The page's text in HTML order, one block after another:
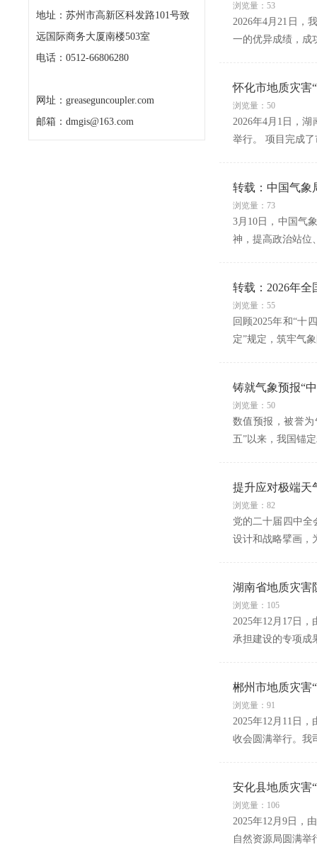
地址：苏州市高新区科发路101号致
远国际商务大厦南楼503室
电话：0512-66806280
网址：greaseguncoupler.com
邮箱：dmgis@163.com
浏览量：53
2026年4月21日，
一的优异成绩，成
怀化市地质灾害
浏览量：50
2026年4月1日，
举行。 项目完成
转载：中国气象
浏览量：73
3月10日，中国气
神，提高政治站位
转载：2026年
浏览量：55
回顾2025年和“十
定”规定，筑牢气
铸就气象预报“
浏览量：50
数值预报，被誉
五”以来，我国锚
提升应对极端天
浏览量：82
党的二十届四中
设计和战略擘画，
湖南省地质灾害
浏览量：105
2025年12月17日
承担建设的专项成
郴州市地质灾害
浏览量：91
2025年12月11日
收会圆满举行。我
安化县地质灾害
浏览量：106
2025年12月9日，
自然资源局圆满